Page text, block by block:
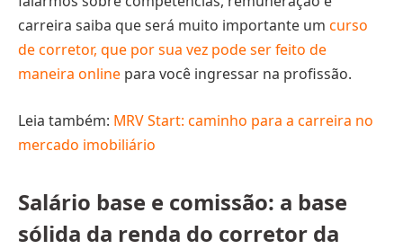
carreira saiba que será muito importante um curso
de corretor, que por sua vez pode ser feito de
maneira online para você ingressar na profissão.
Leia também: MRV Start: caminho para a carreira no
mercado imobiliário
Salário base e comissão: a base
sólida da renda do corretor da